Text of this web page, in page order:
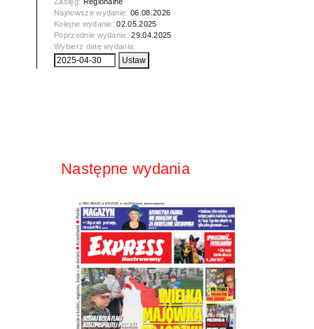
Najnowsze wydanie:06.08.2026
Kolejne wydanie:02.05.2025
Poprzednie wydanie:29.04.2025
Wybierz datę wydania:
Następne wydania